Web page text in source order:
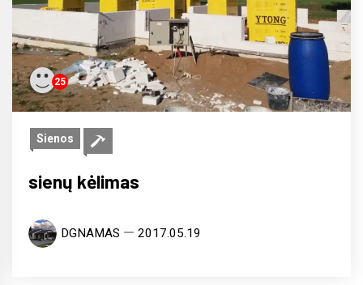
25
Sienos
sienų kėlimas
DGNAMAS 2017.05.19